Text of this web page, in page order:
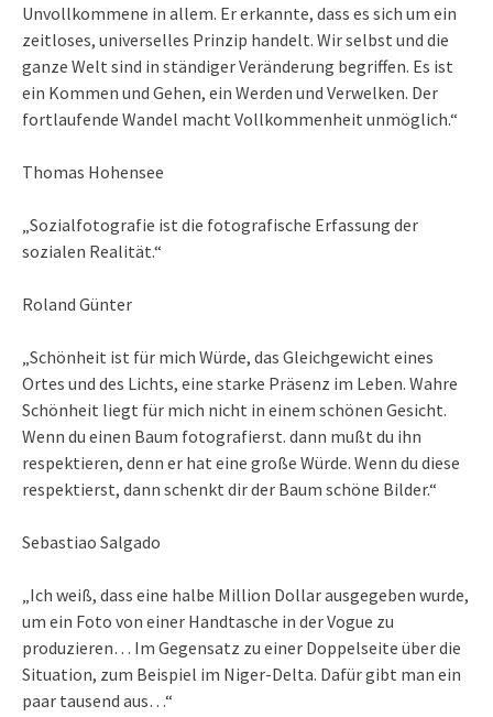
Unvollkommene in allem. Er erkannte, dass es sich um ein
zeitloses, universelles Prinzip handelt. Wir selbst und die
ganze Welt sind in ständiger Veränderung begriffen. Es ist
ein Kommen und Gehen, ein Werden und Verwelken. Der
fortlaufende Wandel macht Vollkommenheit unmöglich.“
Thomas Hohensee
„Sozialfotografie ist die fotografische Erfassung der
sozialen Realität.“
Roland Günter
„Schönheit ist für mich Würde, das Gleichgewicht eines
Ortes und des Lichts, eine starke Präsenz im Leben. Wahre
Schönheit liegt für mich nicht in einem schönen Gesicht.
Wenn du einen Baum fotografierst. dann mußt du ihn
respektieren, denn er hat eine große Würde. Wenn du diese
respektierst, dann schenkt dir der Baum schöne Bilder.“
Sebastiao Salgado
„Ich weiß, dass eine halbe Million Dollar ausgegeben wurde,
um ein Foto von einer Handtasche in der Vogue zu
produzieren… Im Gegensatz zu einer Doppelseite über die
Situation, zum Beispiel im Niger-Delta. Dafür gibt man ein
paar tausend aus…“